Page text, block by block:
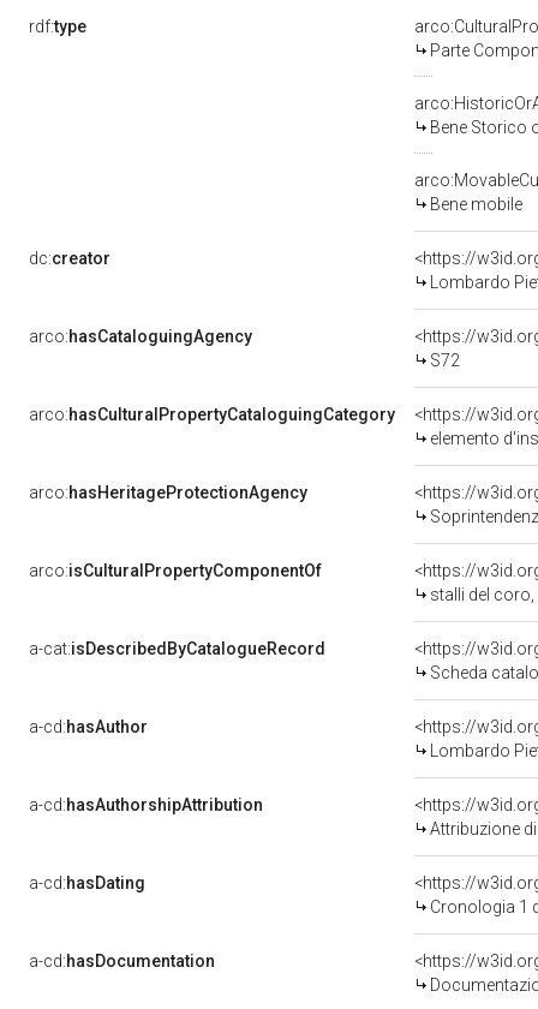
rdf:type
Parte
Bene Storico
Bene mobile
dc:creator
<https://
Lombardo
arco:hasCataloguingAgency
<https://
S72
arco:hasCulturalPropertyCataloguingCategory
<https://
elemento
arco:hasHeritageProtectionAgency
<https://
Soprintendenza
arco:isCulturalPropertyComponentOf
<https://
stalli del
a-cat:isDescribedByCatalogueRecord
<https://
Scheda
a-cd:hasAuthor
<https://
Lombardo
a-cd:hasAuthorshipAttribution
<https://
Attribuzione di
a-cd:hasDating
<https://
Cronologia 1
a-cd:hasDocumentation